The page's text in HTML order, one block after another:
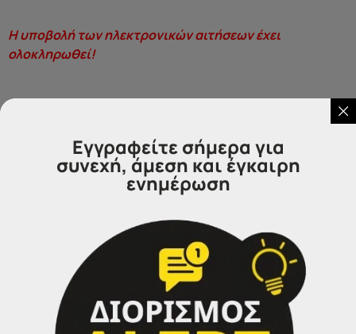
Η υποβολή των ηλεκτρονικών αιτήσεων έχει
ολοκληρωθεί!
Επικοινωνήστε μαζί μας
Γραφεία Εξυπηρέτησης Πολιτών.
Θα χαρούμε να σας εξυπηρετήσουμε:
Εγγραφείτε σήμερα για
συνεχή, άμεση και έγκαιρη
ενημέρωση